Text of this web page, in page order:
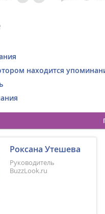
находится
Роксана Утешева
Руководитель
BuzzLook.ru